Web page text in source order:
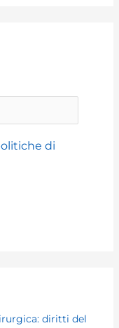
di
diritti del